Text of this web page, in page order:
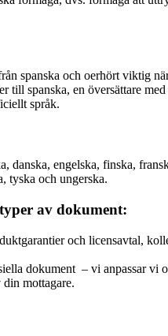
spanska och oerhört viktig
spanska, en översättare
språk.
engelska, finska,
tyska och ungerska.
av dokument:
och licensavtal,
dokument – vi anpassar
mottagare.